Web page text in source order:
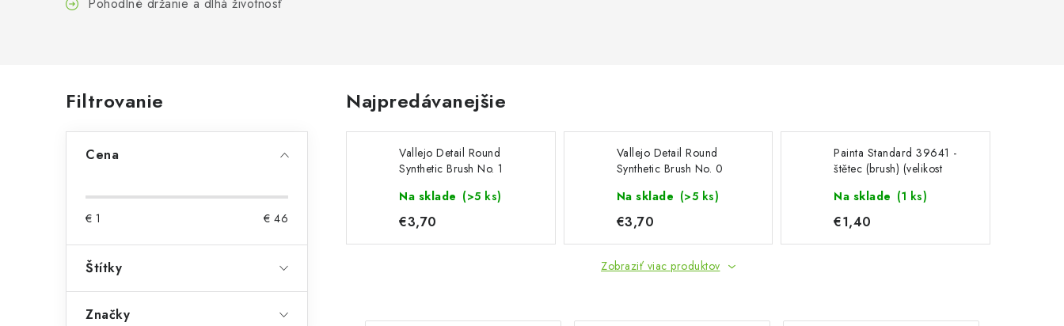
B
o
p
a
Filtrovanie
Cena
€ 1 € 46
Štítky
Značky
Najpredávanejšie
Vallejo Detail Round
Synthetic Brush No. 1
Na sklade (>5 ks)
€3,70
Vallejo Detail Round
Synthetic Brush No. 0
Na sklade (>5 ks)
€3,70
Painta Standard 39641 -
štětec (brush) (velikost
Na sklade (1 ks)
€1,40
Zobraziť viac produktov